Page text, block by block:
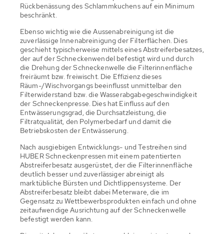
Rückbenässung des Schlammkuchens auf ein Minimum
beschränkt.
Ebenso wichtig wie die Aussenabreinigung ist die
zuverlässige Innenabreinigung der Filterflächen. Dies
geschieht typischerweise mittels eines Abstreiferbesatzes,
der auf der Schneckenwendel befestigt wird und durch
die Drehung der Schneckenwelle die Filterinnenfläche
freiräumt bzw. freiwischt. Die Effizienz dieses
Räum-/Wischvorgangs beeinflusst unmittelbar den
Filterwiderstand bzw. die Wasserabgabegeschwindigkeit
der Schneckenpresse. Dies hat Einfluss auf den
Entwässerungsgrad, die Durchsatzleistung, die
Filtratqualität, den Polymerbedarf und damit die
Betriebskosten der Entwässerung.
Nach ausgiebigen Entwicklungs- und Testreihen sind
HUBER Schneckenpressen mit einem patentierten
Abstreiferbesatz ausgerüstet, der die Filterinnenfläche
deutlich besser und zuverlässiger abreinigt als
marktübliche Bürsten und Dichtlippensysteme. Der
Abstreiferbesatz bleibt dabei Meterware, die im
Gegensatz zu Wettbewerbsprodukten einfach und ohne
zeitaufwendige Ausrichtung auf der Schneckenwelle
befestigt werden kann.